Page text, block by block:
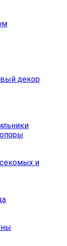
декор
и